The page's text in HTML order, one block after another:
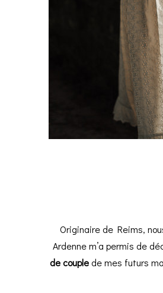
Originaire de Reims,
Ardenne m’a permis de
de couple de mes futurs